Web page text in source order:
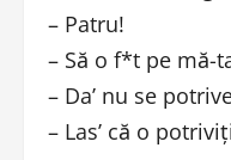
– Patru!
– Să o f*t pe mă-
– Da’ nu se
– Las’ că o